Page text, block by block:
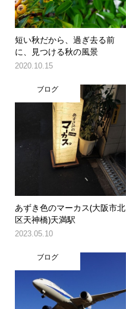
短い秋だから、過ぎ去る前
に、見つける秋の風景
2020.10.15
ブログ
あずき色のマーカス(大阪市北
区天神橋)天満駅
2023.05.10
ブログ